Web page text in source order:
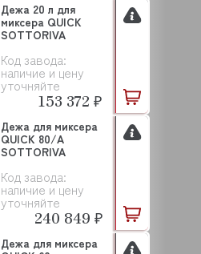
Код завода:
наличие и цену
уточняйте
Дежа 20 л для
миксера QUICK
SOTTORIVA
153 372 ₽
Код завода:
наличие и цену
уточняйте
Дежа для миксера
QUICK 80/A
SOTTORIVA
240 849 ₽
Дежа для миксера